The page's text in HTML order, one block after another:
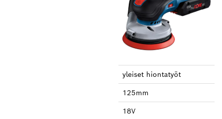
yleiset hionta­työt
125mm
18V